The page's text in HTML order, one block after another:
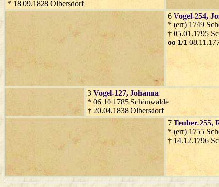
* 18.09.1828 Olbersdorf
6 Vogel-254,
* (err) 1749
† 05.01.1795
oo 1/1
3 Vogel-127, Johanna
* 06.10.1785 Schönwalde
† 20.04.1838 Olbersdorf
7 Teuber-255,
* (err) 1755
† 14.12.1796